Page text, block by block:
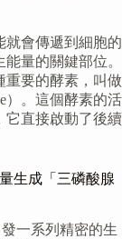
就會傳遞到細胞的
量的關鍵部位。
重要的酵素，叫做
）。這個酵素的活
它直接啟動了後續
生成「三磷酸腺
一系列精密的生